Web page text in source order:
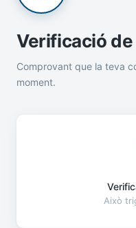
Verificació
Comprovant que la teva
moment.
Això